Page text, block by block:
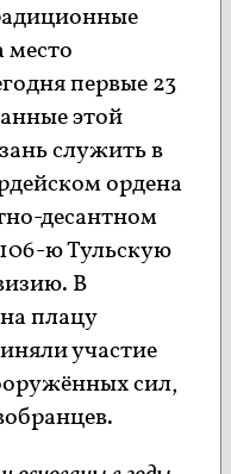
первые 23
этой
служить в
ордена
десантном
ю Тульскую
В
плацу
участие
сил,